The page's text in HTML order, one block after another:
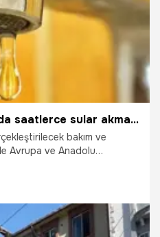
İSKİ duyurdu! İstanbul'da saatlerce sular akmayacak: İşte su kesintisi yaşanacak ilçeler
bakım ve
Avrupa ve Anadolu
detaylar...